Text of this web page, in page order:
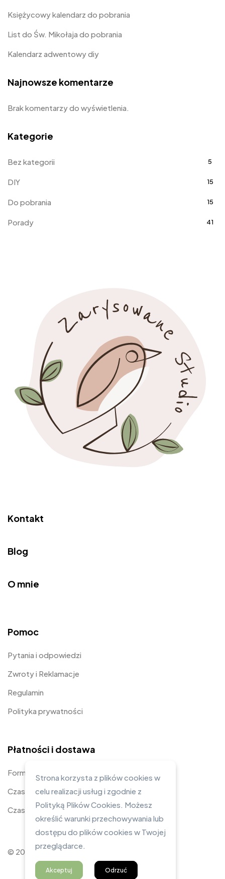
Księżycowy kalendarz do pobrania
List do Św. Mikołaja do pobrania
Kalendarz adwentowy diy
Najnowsze komentarze
Brak komentarzy do wyświetlenia.
Kategorie
Bez kategorii 5
DIY 15
Do pobrania 15
Porady 41
Kontakt
Blog
O mnie
Pomoc
Pytania i odpowiedzi
Zwroty i Reklamacje
Regulamin
Polityka prywatności
Płatności i dostawa
Formy płatności
Czas i koszty dostawy
Czas realizacji zamówienia
© 2023 Zarysowane Studio
Strona korzysta z plików cookies w
celu realizacji usług i zgodnie z
Polityką Plików Cookies. Możesz
określić warunki przechowywania lub
dostępu do plików cookies w Twojej
przeglądarce.
Akceptuj Odrzuć